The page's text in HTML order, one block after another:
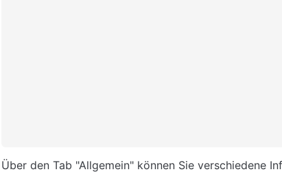
Über den Tab "Allgemein" können Sie verschiedene